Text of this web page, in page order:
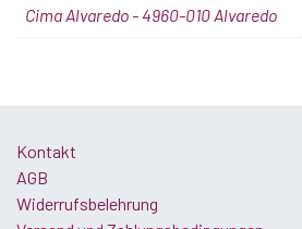
Cima Alvaredo - 4960-010 Alvaredo
Kontakt
AGB
Widerrufsbelehrung